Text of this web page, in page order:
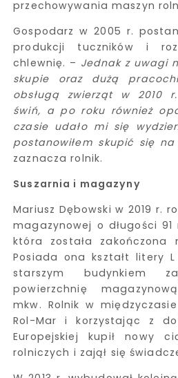
przechowywania maszyn
Gospodarz w 2005 r.
produkcji tuczników i
chlewnię. – Jednak z uwagi
skupie oraz dużą
obsługą zwierząt w 2010
świń, a po roku również
czasie udało mi się
postanowiłem skupić się
zaznacza rolnik.
Suszarnia i magazyny
Mariusz Dębowski w 2019 r.
magazynowej o długości
która została zakończona
Posiada ona kształt litery
starszym budynkiem
powierzchnię
mkw. Rolnik w
Rol-Mar i korzystając z
Europejskiej kupił nowy
rolniczych i zajął się